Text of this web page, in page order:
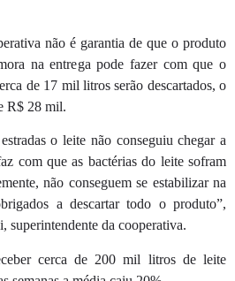
não é garantia de que o produto
na entrega pode fazer com que o
de 17 mil litros serão descartados, o
R$ 28 mil.
o leite não conseguiu chegar a
com que as bactérias do leite sofram
não conseguem se estabilizar na
a descartar todo o produto”,
superintendente da cooperativa.
cerca de 200 mil litros de leite